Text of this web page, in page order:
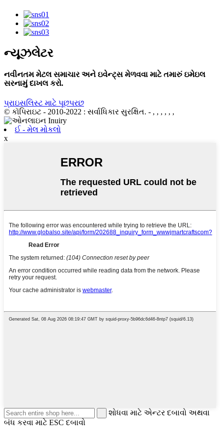
ન્યૂઝલેટર
નવીનતમ મેટલ સમાચાર અને ઇવેન્ટ્સ મેળવવા માટે તમારું ઇમેઇલ
સરનામું દાખલ કરો.
પ્રાઇસલિસ્ટ માટે પૂછપરછ
© કૉપિરાઇટ - 2010-2022 : સર્વાધિકાર સુરક્ષિત. - , , , , , ,
ઈ - મેલ મોકલો
x
શોધવા માટે એન્ટર દબાવો અથવા
બંધ કરવા માટે ESC દબાવો